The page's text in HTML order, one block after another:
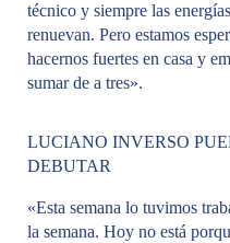
técnico y siempre las
renuevan. Pero estamos
hacernos fuertes en casa y
sumar de a tres».
LUCIANO INVERSO
DEBUTAR
«Esta semana lo tuvimos
la semana. Hoy no está